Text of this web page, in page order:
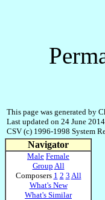
This page was generated by
Last updated on 24 June
CSV (c) 1996-1998 System
Navigator
Male Female
Group All
Composers 1 2 3 All
What's New
What's Similar